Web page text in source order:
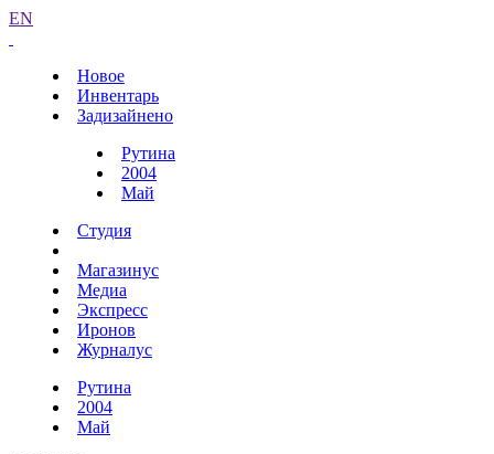
EN
Новое
Инвентарь
Задизайнено
Рутина
2004
Май
Студия
Магазинус
Медиа
Экспресс
Иронов
Журналус
Рутина
2004
Май